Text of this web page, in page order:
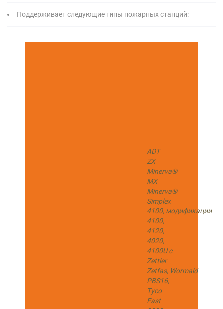
Поддерживает следующие типы пожарных станций:
ADT
ZX
Minerva®
MX
Minerva®
Simplex
4100, модификации
4100,
4120,
4020,
4100U с
Zettler
Zetfas, Wormald
PBS16,
Tyco
Fast